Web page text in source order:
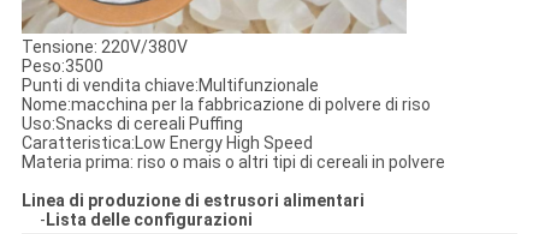
Tensione: 220V/380V
Peso:3500
Punti di vendita chiave:Multifunzionale
Nome:macchina per la fabbricazione di polvere di riso
Uso:Snacks di cereali Puffing
Caratteristica:Low Energy High Speed
Materia prima: riso o mais o altri tipi di cereali in polvere
Linea di produzione di estrusori alimentari
- Lista delle configurazioni